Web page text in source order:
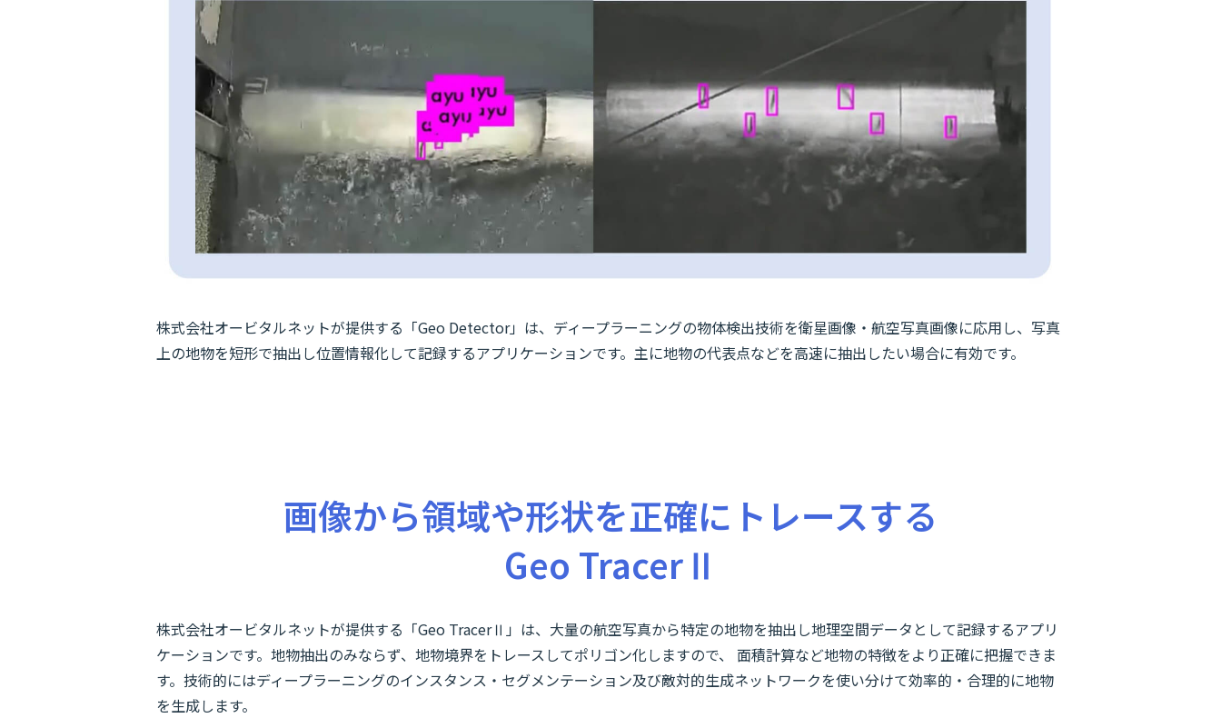
株式会社オービタルネットが提供する「Geo Detector」は、ディープラーニングの物体検出技術を衛星画像・航空写真画像に応用し、写真
上の地物を短形で抽出し位置情報化して記録するアプリケーションです。主に地物の代表点などを高速に抽出したい場合に有効です。
画像から領域や形状を正確にトレースする
Geo TracerⅡ
株式会社オービタルネットが提供する「Geo TracerⅡ」は、⼤量の航空写真から特定の地物を抽出し地理空間データとして記録するアプリ
ケーションです。地物抽出のみならず、地物境界をトレースしてポリゴン化しますので、 ⾯積計算など地物の特徴をより正確に把握できま
す。技術的にはディープラーニングのインスタンス・セグメンテーション及び敵対的生成ネットワークを使い分けて効率的・合理的に地物
を生成します。